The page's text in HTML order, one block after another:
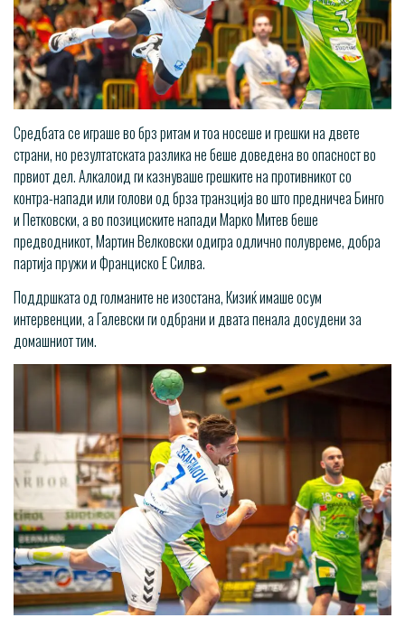
Средбата се играше во брз ритам и тоа носеше и грешки на двете
страни, но резултатската разлика не беше доведена во опасност во
првиот дел. Алкалоид ги казнуваше грешките на противникот со
контра-напади или голови од брза транзција во што предничеа Бинго
и Петковски, а во позициските напади Марко Митев беше
предводникот, Мартин Велковски одигра одлично полувреме, добра
партија пружи и Франциско Е Силва.
Поддршката од голманите не изостана, Кизиќ имаше осум
интервенции, а Галевски ги одбрани и двата пенала досудени за
домашниот тим.